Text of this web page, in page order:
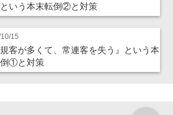
いう本末転倒②と対策
15
規客が多くて、常連客を失う』という本
①と対策